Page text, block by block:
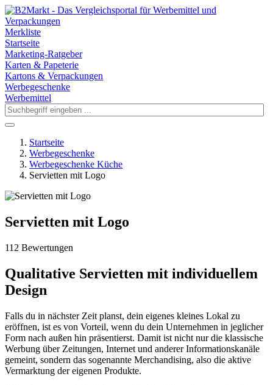
Merkliste
Startseite
Marketing-Ratgeber
Karten & Papeterie
Kartons & Verpackungen
Werbegeschenke
Werbemittel
Startseite
Werbegeschenke
Werbegeschenke Küche
Servietten mit Logo
Servietten mit Logo
112 Bewertungen
Qualitative Servietten mit individuellem
Design
Falls du in nächster Zeit planst, dein eigenes kleines Lokal zu
eröffnen, ist es von Vorteil, wenn du dein Unternehmen in jeglicher
Form nach außen hin präsentierst. Damit ist nicht nur die klassische
Werbung über Zeitungen, Internet und anderer Informationskanäle
gemeint, sondern das sogenannte Merchandising, also die aktive
Vermarktung der eigenen Produkte.